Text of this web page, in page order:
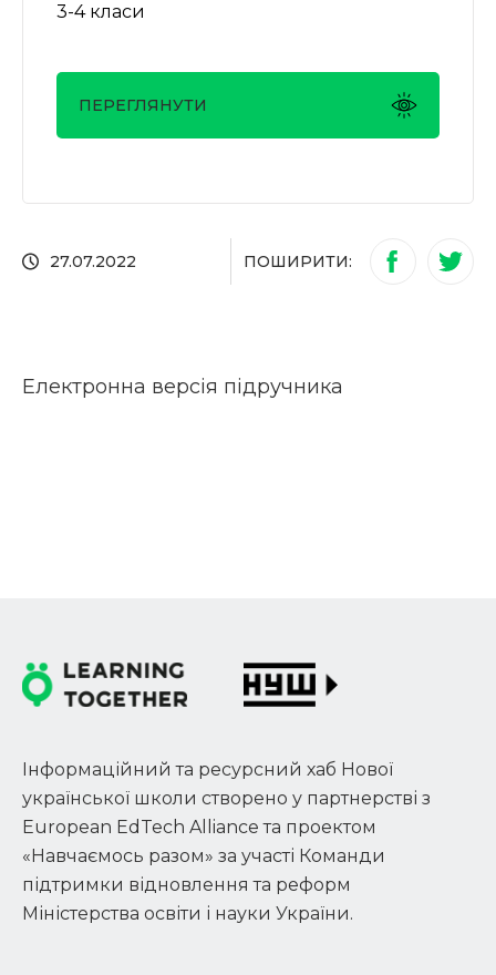
27.07.2022 ПОШИРИТИ:
Електронна версія підручника
3-4 класи
ПЕРЕГЛЯНУТИ
Інформаційний та ресурсний хаб Нової
української школи створено у партнерстві з
European EdTech Alliance та проектом
«Навчаємось разом» за участі Команди
підтримки відновлення та реформ
Міністерства освіти і науки України.